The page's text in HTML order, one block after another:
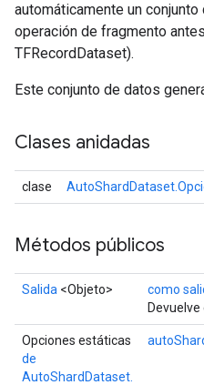
automáticamente un
operación de fragmento
TFRecordDataset).
Este conjunto de datos
Clases anidadas
clase
Métodos públicos
Salida <Objeto> como
Opciones estáticas
de
AutoShardDataset.